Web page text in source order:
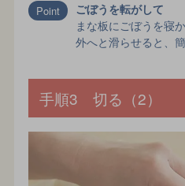
ごぼうを転がして
まな板にごぼうを寝
外へと滑らせると、
手順3 切る（2）